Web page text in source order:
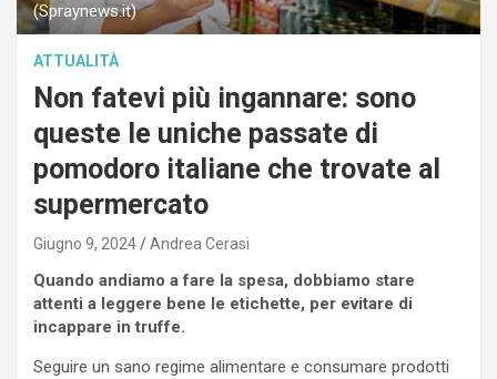
(Spraynews.it)
ATTUALITÀ
Non fatevi più ingannare: sono
queste le uniche passate di
pomodoro italiane che trovate al
supermercato
Giugno 9, 2024 Andrea Cerasi
Quando andiamo a fare la spesa, dobbiamo stare
attenti a leggere bene le etichette, per evitare di
incappare in truffe.
Seguire un sano regime alimentare e consumare prodotti